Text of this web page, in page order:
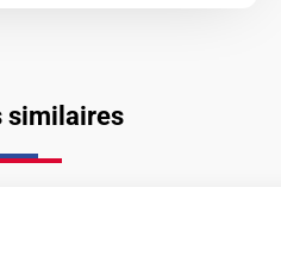
similaires